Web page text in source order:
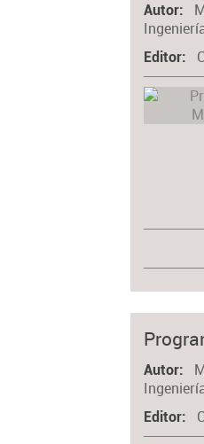
Autor
Editor
Autor
Editor